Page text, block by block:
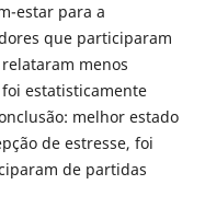
estar para a
que participaram
menos
foi estatisticamente
melhor estado
de estresse, foi
de partidas